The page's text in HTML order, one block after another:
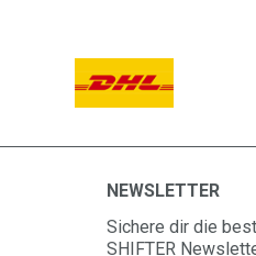
NEWSLETTER
Sichere dir die
SHIFTER